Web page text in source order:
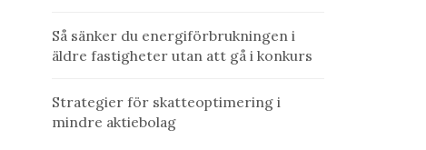
Så sänker du energiförbrukningen i
äldre fastigheter utan att gå i konkurs
Strategier för skatteoptimering i
mindre aktiebolag